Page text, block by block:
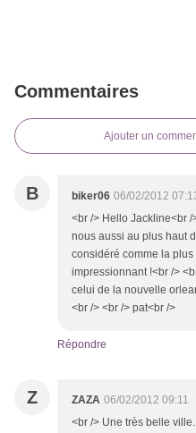
Commentaires
Ajouter un
B biker06 06/02/2012
<br /> Hello Jackline<br /
nous aussi au plus haut
considéré comme la
impressionnant !<br />
celui de la nouvelle
<br /> <br /> pat<br />
Répondre
Z ZAZA 06/02/2012 09:11
<br /> Une très belle